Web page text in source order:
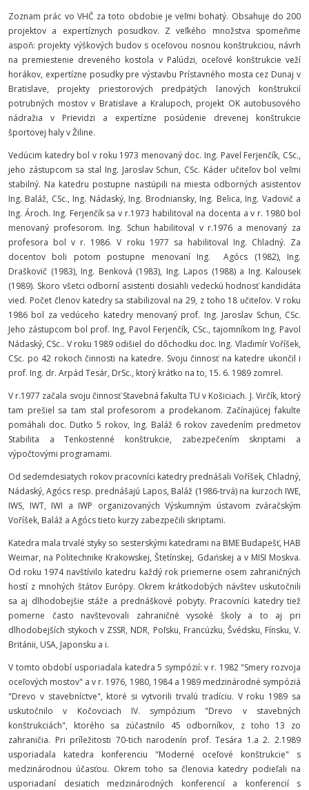
Zoznam prác vo VHČ za toto obdobie je veľmi bohatý. Obsahuje do 200
projektov a expertíznych posudkov. Z veľkého množstva spomeňme
aspoň: projekty výškových budov s oceľovou nosnou konštrukciou, návrh
na premiestenie dreveného kostola v Palúdzi, oceľové konštrukcie veží
horákov, expertízne posudky pre výstavbu Prístavného mosta cez Dunaj v
Bratislave, projekty priestorových predpätých lanových konštrukcií
potrubných mostov v Bratislave a Kralupoch, projekt OK autobusového
nádražia v Prievidzi a expertízne posúdenie drevenej konštrukcie
športovej haly v Žiline.
Vedúcim katedry bol v roku 1973 menovaný doc. Ing. Pavel Ferjenčík, CSc.,
jeho zástupcom sa stal Ing. Jaroslav Schun, CSc. Káder učiteľov bol veľmi
stabilný. Na katedru postupne nastúpili na miesta odborných asistentov
Ing. Baláž, CSc., Ing. Nádaský, Ing. Brodniansky, Ing. Belica, Ing. Vadovič a
Ing. Ároch. Ing. Ferjenčík sa v r.1973 habilitoval na docenta a v r. 1980 bol
menovaný profesorom. Ing. Schun habilitoval v r.1976 a menovaný za
profesora bol v r. 1986. V roku 1977 sa habilitoval Ing. Chladný. Za
docentov boli potom postupne menovaní Ing. Agócs (1982), Ing.
Draškovič (1983), Ing. Benková (1983), Ing. Lapos (1988) a Ing. Kalousek
(1989). Skoro všetci odborní asistenti dosiahli vedeckú hodnosť kandidáta
vied. Počet členov katedry sa stabilizoval na 29, z toho 18 učiteľov. V roku
1986 bol za vedúceho katedry menovaný prof. Ing. Jaroslav Schun, CSc.
Jeho zástupcom bol prof. Ing, Pavol Ferjenčík, CSc., tajomníkom Ing. Pavol
Nádaský, CSc.. V roku 1989 odišiel do dôchodku doc. Ing. Vladimír Voříšek,
CSc. po 42 rokoch činnosti na katedre. Svoju činnosť na katedre ukončil i
prof. Ing. dr. Arpád Tesár, DrSc., ktorý krátko na to, 15. 6. 1989 zomrel.
V r.1977 začala svoju činnosť Stavebná fakulta TU v Košiciach. J. Virčík, ktorý
tam prešiel sa tam stal profesorom a prodekanom. Začínajúcej fakulte
pomáhali doc. Dutko 5 rokov, Ing. Baláž 6 rokov zavedením predmetov
Stabilita a Tenkostenné konštrukcie, zabezpečením skriptami a
výpočtovými programami.
Od sedemdesiatych rokov pracovníci katedry prednášali Voříšek, Chladný,
Nádaský, Agócs resp. prednášajú Lapos, Baláž (1986-trvá) na kurzoch IWE,
IWS, IWT, IWI a IWP organizovaných Výskumným ústavom zváračským
Voříšek, Baláž a Agócs tieto kurzy zabezpečili skriptami.
Katedra mala trvalé styky so sesterskými katedrami na BME Budapešť, HAB
Weimar, na Politechnike Krakowskej, Štetínskej, Gdańskej a v MISI Moskva.
Od roku 1974 navštívilo katedru každý rok priemerne osem zahraničných
hostí z mnohých štátov Európy. Okrem krátkodobých návštev uskutočnili
sa aj dlhodobejšie stáže a prednáškové pobyty. Pracovníci katedry tiež
pomerne často navštevovali zahraničné vysoké školy a to aj pri
dlhodobejších stykoch v ZSSR, NDR, Poľsku, Francúzku, Švédsku, Fínsku, V.
Británii, USA, Japonsku a i.
V tomto období usporiadala katedra 5 sympózií: v r. 1982 "Smery rozvoja
oceľových mostov" a v r. 1976, 1980, 1984 a 1989 medzinárodné sympóziá
"Drevo v stavebníctve", ktoré si vytvorili trvalú tradíciu. V roku 1989 sa
uskutočnilo v Kočovciach IV. sympózium "Drevo v stavebných
konštrukciách", ktorého sa zúčastnilo 45 odborníkov, z toho 13 zo
zahraničia. Pri príležitosti 70-tich narodenín prof. Tesára 1.a 2. 2.1989
usporiadala katedra konferenciu "Moderné oceľové konštrukcie" s
medzinárodnou účasťou. Okrem toho sa členovia katedry podieľali na
usporiadaní desiatich medzinárodných konferencií a konferencií s